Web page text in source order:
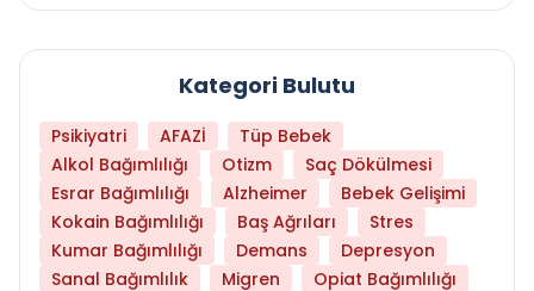
Kategori Bulutu
Psikiyatri AFAZİ
Tüp Bebek
Alkol Bağımlılığı
Otizm
Saç Dökülmesi
Esrar Bağımlılığı
Alzheimer
Bebek Gelişimi
Kokain Bağımlılığı
Baş Ağrıları
Stres
Kumar Bağımlılığı
Demans
Depresyon
Sanal Bağımlılık
Migren
Opiat Bağımlılığı